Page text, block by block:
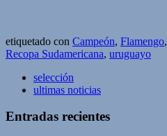
etiquetado con Campeón, Flamengo,
Recopa Sudamericana, uruguayo
selección
ultimas noticias
Entradas recientes